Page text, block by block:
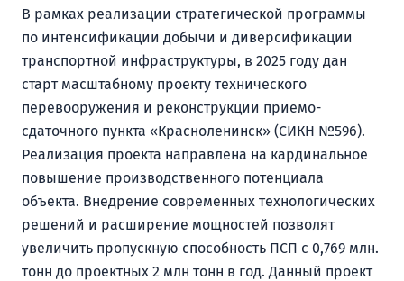
В рамках реализации стратегической программы
по интенсификации добычи и диверсификации
транспортной инфраструктуры, в 2025 году дан
старт масштабному проекту технического
перевооружения и реконструкции приемо-
сдаточного пункта «Красноленинск» (СИКН №596).
Реализация проекта направлена на кардинальное
повышение производственного потенциала
объекта. Внедрение современных технологических
решений и расширение мощностей позволят
увеличить пропускную способность ПСП с 0,769 млн.
тонн до проектных 2 млн тонн в год. Данный проект